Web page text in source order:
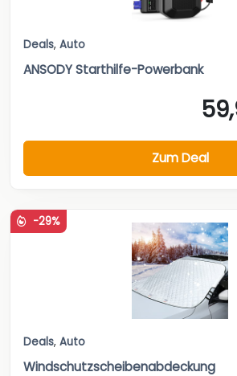
Deals, Auto
ANSODY Starthilfe-Powerbank
Zum Deal
-29%
Deals, Auto
Windschutzscheibenabdeckung